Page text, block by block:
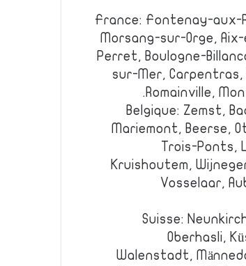
France: Fontenay-aux-
Morsang-sur-Orge,
Perret, Boulogne-
sur-Mer, Carpentras,
Romainville,
Belgique: Zemst,
Mariemont, Beerse,
Trois-Ponts,
Kruishoutem,
Vosselaar,
Suisse:
Oberhasli,
Walenstadt,